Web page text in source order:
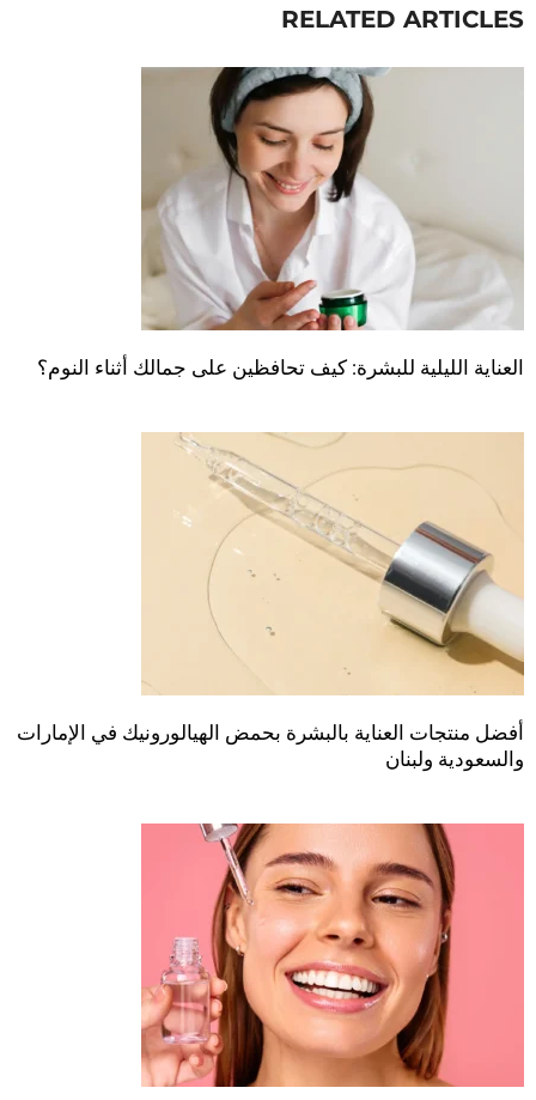
RELATED ARTICLES
العناية الليلية للبشرة: كيف تحافظين على جمالك أثناء النوم؟
أفضل منتجات العناية بالبشرة بحمض الهيالورونيك في الإمارات
والسعودية ولبنان